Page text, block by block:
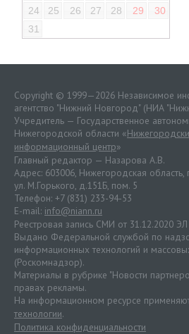
24
25 26 27 28 29
30
31
Copyright © 1999—2026 Независимое
агентство "Нижний Новгород" (НИА
Учредитель — Государственное
Нижегородской области «
информационный центр»
Главный редактор — Назарова А.В.
Адрес: 603006, Нижегородская
ул. М.Горького, д.151Б, пом. 5
Телефон: +7 (831) 233-94-53
E-mail: info@niann.ru
Реестровая запись СМИ от 31.12.2020
Выдано Федеральной службой по
информационных технологий и
(Роскомнадзор).
Материалы в рубрике "Новости
правах рекламы.
На информационном ресурсе
технологии.
Политика конфиденциальности